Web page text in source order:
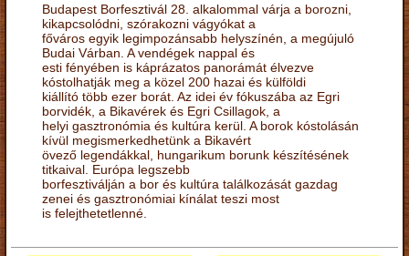
Budapest Borfesztivál 28. alkalommal várja a borozni,
kikapcsolódni, szórakozni vágyókat a
főváros egyik legimpozánsabb helyszínén, a megújuló
Budai Várban. A vendégek nappal és
esti fényében is káprázatos panorámát élvezve
kóstolhatják meg a közel 200 hazai és külföldi
kiállító több ezer borát. Az idei év fókuszába az Egri
borvidék, a Bikavérek és Egri Csillagok, a
helyi gasztronómia és kultúra kerül. A borok kóstolásán
kívül megismerkedhetünk a Bikavért
övező legendákkal, hungarikum borunk készítésének
titkaival. Európa legszebb
borfesztiválján a bor és kultúra találkozását gazdag
zenei és gasztronómiai kínálat teszi most
is felejthetetlenné.